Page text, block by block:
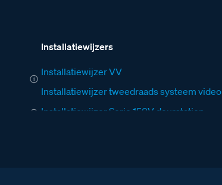
Installatiewijzers
Installatiewijzer VV
Installatiewijzer tweedraads systeem video
Installatiewijzer Serie 150V deurstation